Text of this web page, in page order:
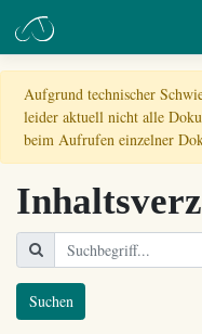
Aufgrund technischer
leider aktuell nicht alle
beim Aufrufen einzelner
Suchen